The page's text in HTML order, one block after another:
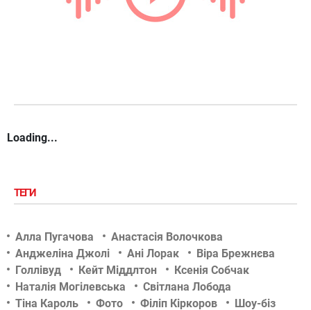
Loading...
ТЕГИ
Алла Пугачова
Анастасія Волочкова
Анджеліна Джолі
Ані Лорак
Віра Брежнєва
Голлівуд
Кейт Міддлтон
Ксенія Собчак
Наталія Могілевська
Світлана Лобода
Тіна Кароль
Фото Філіп Кіркоров
Шоу-біз